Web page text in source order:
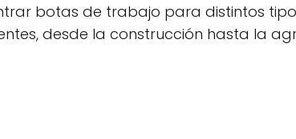
botas de trabajo para distintos
desde la construcción hasta la